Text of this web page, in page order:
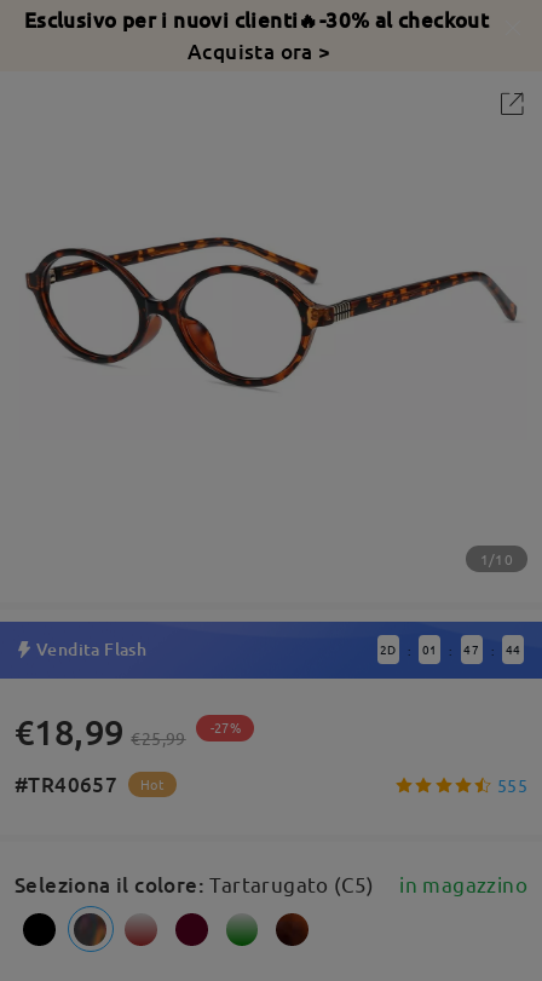
Esclusivo per i nuovi clienti🔥-30% al checkout
Acquista ora >
1/10
Vendita Flash 2D : 01 : 47 : 44
€18,99 €25,99 -27%
#TR40657 Hot 555
Seleziona il colore:Tartarugato (C5) in magazzino